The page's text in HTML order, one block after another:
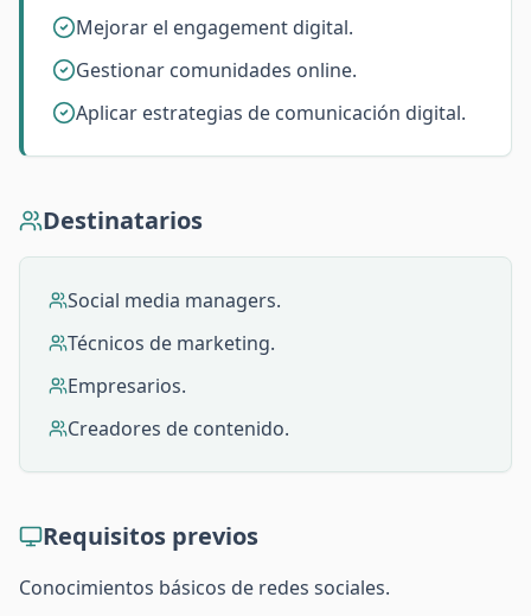
Mejorar el engagement digital.
Gestionar comunidades online.
Aplicar estrategias de comunicación digital.
Destinatarios
Social media managers.
Técnicos de marketing.
Empresarios.
Creadores de contenido.
Requisitos previos
Conocimientos básicos de redes sociales.